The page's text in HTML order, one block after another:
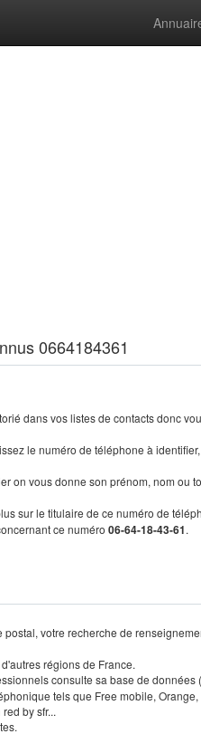
0664184361
dans vos listes de contacts donc
le numéro de téléphone à identifier,
on vous donne son prénom, nom ou
sur le titulaire de ce numéro de
ce numéro 06-64-18-43-61.
postal, votre recherche de
régions de France.
consulte sa base de données
tels que Free mobile, Orange,
by sfr...